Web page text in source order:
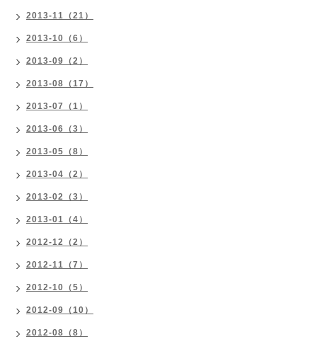
2013-11（21）
2013-10（6）
2013-09（2）
2013-08（17）
2013-07（1）
2013-06（3）
2013-05（8）
2013-04（2）
2013-02（3）
2013-01（4）
2012-12（2）
2012-11（7）
2012-10（5）
2012-09（10）
2012-08（8）